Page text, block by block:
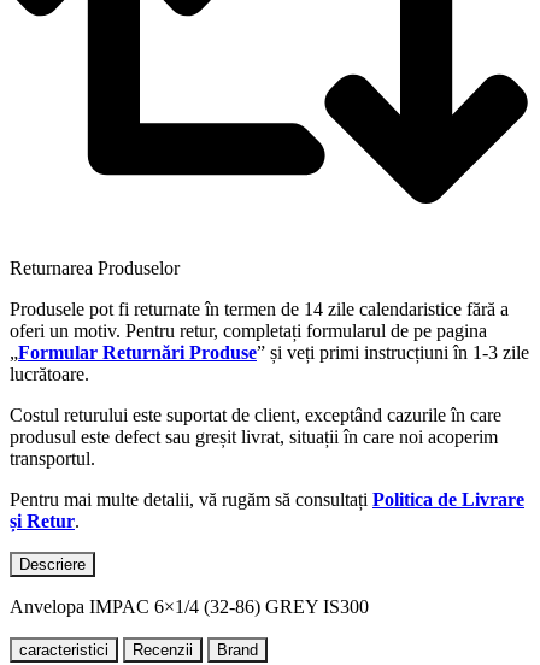
Returnarea Produselor
Produsele pot fi returnate în termen de 14 zile calendaristice fără a
oferi un motiv. Pentru retur, completați formularul de pe pagina
„Formular Returnări Produse” și veți primi instrucțiuni în 1-3 zile
lucrătoare.
Costul returului este suportat de client, exceptând cazurile în care
produsul este defect sau greșit livrat, situații în care noi acoperim
transportul.
Pentru mai multe detalii, vă rugăm să consultați Politica de Livrare
și Retur.
Descriere
Anvelopa IMPAC 6×1/4 (32-86) GREY IS300
caracteristici Recenzii Brand